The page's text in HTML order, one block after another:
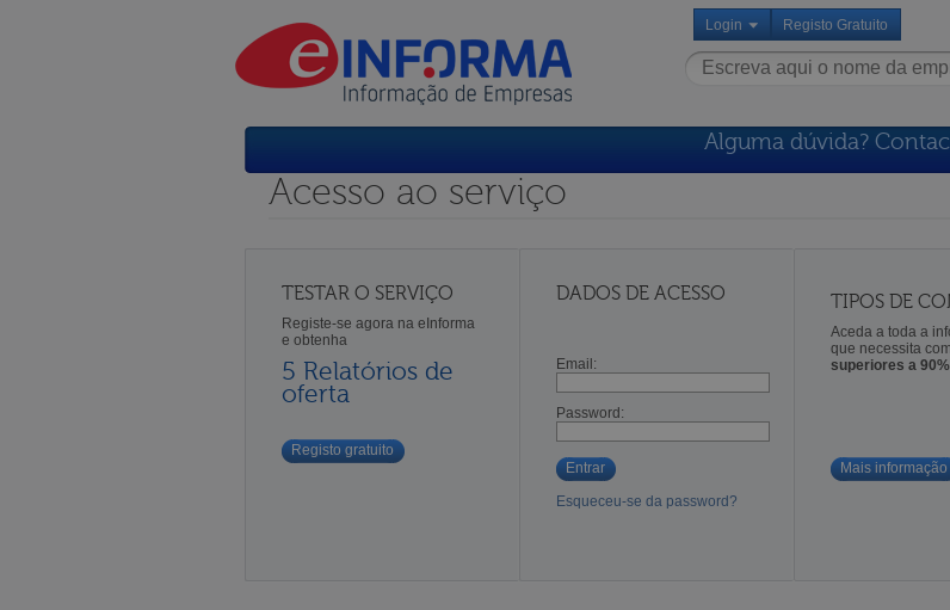
Login Registo Gratuito
Alguma dúvida?
Acesso ao serviço
TESTAR O SERVIÇO
Registe-se agora na eInforma
e obtenha
5 Relatórios de
oferta
Registo gratuito
DADOS DE ACESSO
Email:
Password:
Entrar
Esqueceu-se da password?
TIPOS DE
Aceda a toda a
que necessita
superiores a 90%
Mais informação